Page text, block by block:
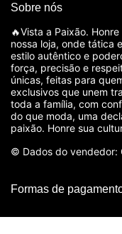
Sobre nós
🔥Vista a Paixão.
nossa loja, onde tática
estilo autêntico e
força, precisão e
únicas, feitas para
exclusivos que unem
toda a família, com
do que moda, uma
paixão. Honre sua
© Dados do
Formas de